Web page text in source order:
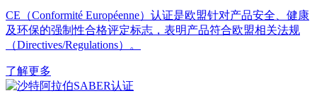
CE（Conformité Européenne）认证是欧盟针对产品安全、健康
及环保的强制性合格评定标志，表明产品符合欧盟相关法规
（Directives/Regulations）。
了解更多